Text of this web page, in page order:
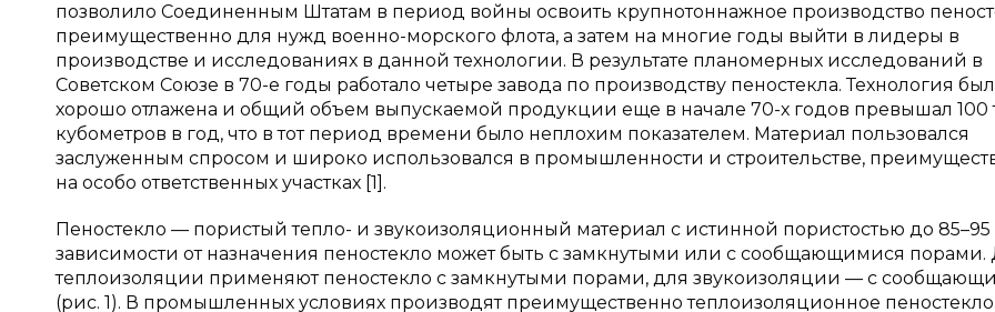
позволило Соединенным Штатам в период войны освоить крупнотоннажное производство
преимущественно для нужд военно-морского флота, а затем на многие годы выйти в лидеры в
производстве и исследованиях в данной технологии. В результате планомерных исследований в
Советском Союзе в 70-е годы работало четыре завода по производству пеностекла. Технология
хорошо отлажена и общий объем выпускаемой продукции еще в начале 70-х годов превышал 100
кубометров в год, что в тот период времени было неплохим показателем. Материал пользовался
заслуженным спросом и широко использовался в промышленности и строительстве,
на особо ответственных участках [1].
Пеностекло — пористый тепло- и звукоизоляционный материал с истинной пористостью до 85–95
зависимости от назначения пеностекло может быть с замкнутыми или с сообщающимися порами.
теплоизоляции применяют пеностекло с замкнутыми порами, для звукоизоляции — с
(рис. 1). В промышленных условиях производят преимущественно теплоизоляционное